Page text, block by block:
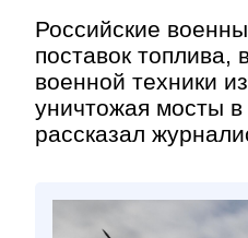
Российские
поставок топлива,
военной техники
уничтожая мосты
рассказал